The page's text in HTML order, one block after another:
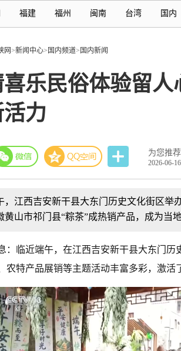
福建 福州 闽南 台湾 国内
网>新闻中心> 国内频道> 国内新闻
喜乐民俗体验留
力
为您推荐
2026-06-
，江西吉安新干县大东门历史文化街区举
黄山市祁门县“粽茶”成热销产品，成为当
：临近端午，在江西吉安新干县大东门历
农特产品展销等主题活动丰富多彩，激活